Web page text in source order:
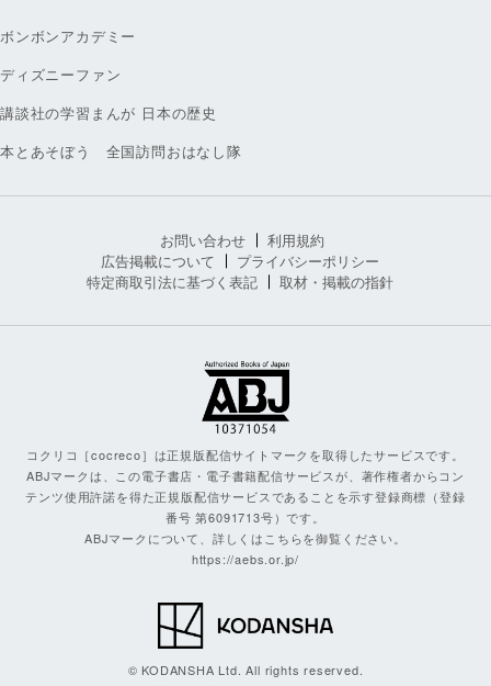
ボンボンアカデミー
ディズニーファン
講談社の学習まんが 日本の歴史
本とあそぼう 全国訪問おはなし隊
お問い合わせ
利用規約
広告掲載について
プライバシーポリシー
特定商取引法に基づく表記
取材・掲載の指針
コクリコ［cocreco］は正規版配信サイトマークを取得したサービスです。
ABJマークは、この電子書店・電子書籍配信サービスが、著作権者からコン
テンツ使用許諾を得た正規版配信サービスであることを示す登録商標（登録
番号 第6091713号）です。
ABJマークについて、詳しくはこちらを御覧ください。
https://aebs.or.jp/
© KODANSHA Ltd. All rights reserved.